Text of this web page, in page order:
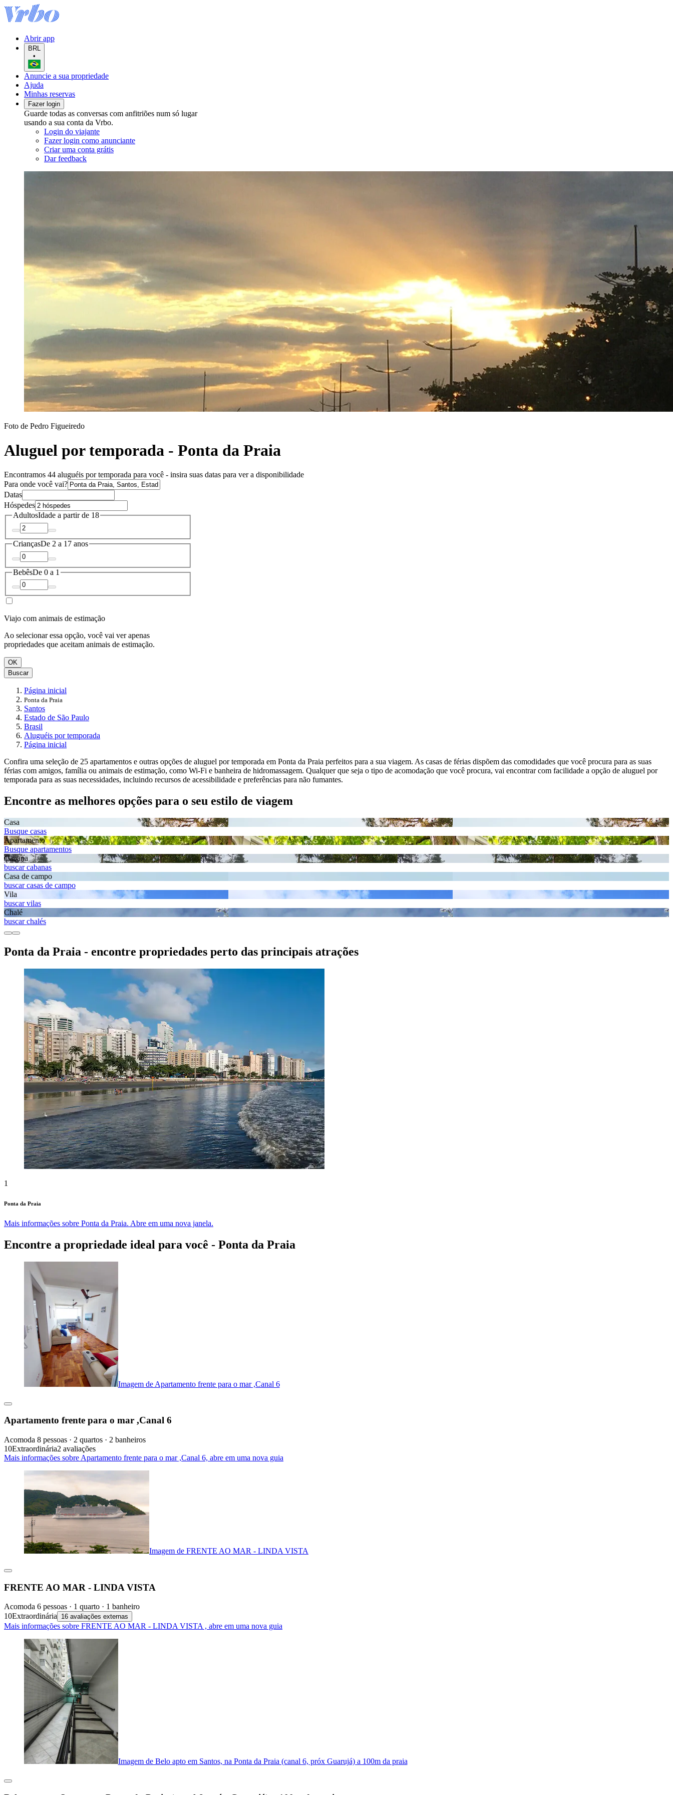
Abrir app
BRL
•
Anuncie a sua propriedade
Ajuda
Minhas reservas
Fazer login
Guarde todas as conversas com anfitriões num só lugar
usando a sua conta da Vrbo.
Login do viajante
Fazer login como anunciante
Criar uma conta grátis
Dar feedback
Foto de Pedro Figueiredo
Aluguel por temporada - Ponta da Praia
Encontramos 44 aluguéis por temporada para você - insira suas datas para ver a disponibilidade
Para onde você vai?
Datas
Hóspedes
AdultosIdade a partir de 18
CriançasDe 2 a 17 anos
BebêsDe 0 a 1
Viajo com animais de estimação
Ao selecionar essa opção, você vai ver apenas
propriedades que aceitam animais de estimação.
OK
Buscar
Página inicial
Ponta da Praia
Santos
Estado de São Paulo
Brasil
Aluguéis por temporada
Página inicial
Confira uma seleção de 25 apartamentos e outras opções de aluguel por temporada em Ponta da Praia perfeitos para a sua viagem. As casas de férias dispõem das comodidades que você procura para as suas
férias com amigos, família ou animais de estimação, como Wi-Fi e banheira de hidromassagem. Qualquer que seja o tipo de acomodação que você procura, vai encontrar com facilidade a opção de aluguel por
temporada para as suas necessidades, incluindo recursos de acessibilidade e preferências para não fumantes.
Encontre as melhores opções para o seu estilo de viagem
Casa
Busque casas
Apartamento
Busque apartamentos
Cabana
buscar cabanas
Casa de campo
buscar casas de campo
Vila
buscar vilas
Chalé
buscar chalés
Ponta da Praia - encontre propriedades perto das principais atrações
1
Ponta da Praia
Mais informações sobre Ponta da Praia. Abre em uma nova janela.
Encontre a propriedade ideal para você - Ponta da Praia
Imagem de Apartamento frente para o mar ,Canal 6
Apartamento frente para o mar ,Canal 6
Acomoda 8 pessoas · 2 quartos · 2 banheiros
10Extraordinária2 avaliações
Mais informações sobre Apartamento frente para o mar ,Canal 6, abre em uma nova guia
Imagem de FRENTE AO MAR - LINDA VISTA
FRENTE AO MAR - LINDA VISTA
Acomoda 6 pessoas · 1 quarto · 1 banheiro
10Extraordinária 16 avaliações externas
Mais informações sobre FRENTE AO MAR - LINDA VISTA , abre em uma nova guia
Imagem de Belo apto em Santos, na Ponta da Praia (canal 6, próx Guarujá) a 100m da praia